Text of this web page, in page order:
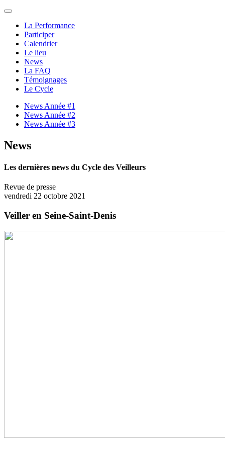
La Performance
Participer
Calendrier
Le lieu
News
La FAQ
Témoignages
Le Cycle
News Année #1
News Année #2
News Année #3
News
Les dernières news du Cycle des Veilleurs
Revue de presse
vendredi 22 octobre 2021
Veiller en Seine-Saint-Denis